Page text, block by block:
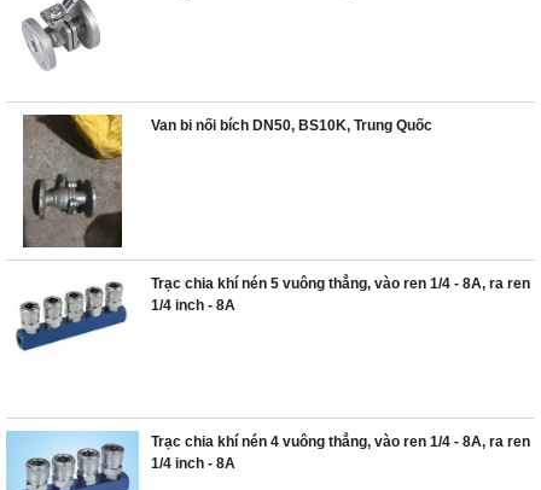
Van bi nối bích DN50, BS10K, Trung Quốc
Trạc chia khí nén 5 vuông thẳng, vào ren 1/4 - 8A, ra ren
1/4 inch - 8A
Trạc chia khí nén 4 vuông thẳng, vào ren 1/4 - 8A, ra ren
1/4 inch - 8A